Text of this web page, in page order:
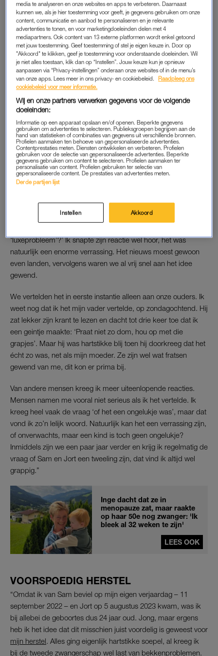
grapte: als dit het is, doe mij er dan nog maar tien.
Toen de verloskundige aan het eind van de kraamweek nog
even wilde opsommen wat mijn anticonceptiemogelijkheden
waren, hebben we haar vrij snel afgekapt: bedankt, maar niet
nodig. Lars en ik zagen het namelijk wel zitten om na een
maand of zes aan de tweede te beginnen. Maar goed: het
bleek dus direct bij de eerste keer, zeven weken na de
bevalling, alweer raak te zijn geweest. Toen mijn menstruatie
drie weken lang uitbleef deed ik voor de zekerheid een test:
hartstikke positief.”
‘MOET IK LACHEN OF HUILEN?’
“Ik moest vooral eerst heel hard lachen toen ik de test zag,
toch een beetje uit ongemak. Toen riep ik Lars bij me, terwijl ik
moet lachen of huilen’. Ik reageerde: ‘Doe eens niet zo stom,
er zijn mensen jaren bezig om überhaupt een kind te kunnen
‘luxeprobleem’?’ Ik snapte zijn reactie wel hoor, het was
natuurlijk een enorme verrassing. Het nieuws moest gewoon
even landen, vervolgens waren we al vrij snel aan het idee
gewend.
We vertelden het in eerste instantie alleen aan onze ouders. Ik
weet nog dat ik het mijn vader vertelde, op zondagochtend. Hij
zat lekker zijn krant te lezen en dacht tot drie keer toe dat ik
een geintje maakte: ‘Praat niet zo dom, hou op met die
grapjes’. Maar hij was hartstikke blij toen hij doorkreeg dat het
écht zo was, net als mijn moeder. Ze zijn wel wat fratsen
gewend van me, dit kon er prima bij.
Van andere mensen kreeg ik meer uiteenlopende reacties.
Mensen namen me vooral niet serieus als ik het vertelde. Ik
kreeg heel vaak de vraag ‘of het een ongelukje was’, maar dat
vond ik zo’n lelijk woord. Natuurlijk kan het een verrassing zijn,
of onverwachts, maar een kind is toch geen ongelukje?
Inmiddels zijn we een paar jaar verder en krijg ik regelmatig de
vraag of Sam en Jort een tweeling zijn, dat vind ik altijd wel
grappig.”
Inge dacht dat ze in
menopauze zat, maar raakte
op haar 50e nog zwanger: 'Ik
bleek al 32 weken te zijn'
LEES OOK
VOORSPOEDIG HERSTEL
“Omdat ik van Sam beviel op mijn eigen verjaardag – 11
september 2022 – en Jort op 5 augustus 2023 kwam, was ik
bij allebei de geboortes dus 24 jaar oud. Jong, maar ergens
heb ik het idee dat dit misschien juist voordelig is geweest voor
mijn herstel. Alles ging eigenlijk hartstikke soepel, al kreeg ik
bij de tweede zwangerschap wel last van bekkenproblemen.
media te analyseren en onze websites en apps te verbeteren. Daarnaast
kunnen we, als je hier toestemming voor geeft, je gegevens gebruiken om onze
content, communicatie en aanbod te personaliseren en je relevante
advertenties te tonen, en voor marketingdoeleinden delen met 4
mediapartners. Ook content van 13 externe platformen wordt enkel getoond
met jouw toestemming. Geef toestemming of stel je eigen keuze in. Door op
"Akkoord" te klikken, geef je toestemming voor onderstaande doeleinden. Wil
je niet alles toestaan, klik dan op “Instellen”. Jouw keuze kun je opnieuw
aanpassen via “Privacy-instellingen” onderaan onze websites of in de menu’s
van onze apps. Lees meer in ons privacy- en cookiebeleid.
Raadpleeg ons
cookiebeleid voor meer informatie.
Wij en onze partners verwerken gegevens voor de volgende
doeleinden:
Informatie op een apparaat opslaan en/of openen. Beperkte gegevens
gebruiken om advertenties te selecteren. Publieksgroepen begrijpen aan de
hand van statistieken of combinaties van gegevens uit verschillende bronnen.
Profielen aanmaken ten behoeve van gepersonaliseerde advertenties.
Contentprestaties meten. Diensten ontwikkelen en verbeteren. Profielen
gebruiken voor de selectie van gepersonaliseerde advertenties. Beperkte
gegevens gebruiken om content te selecteren. Profielen aanmaken ter
personalisatie van content. Profielen gebruiken ter selectie van
gepersonaliseerde content. De prestaties van advertenties meten.
Derde partijen lijst
Instellen Akkoord